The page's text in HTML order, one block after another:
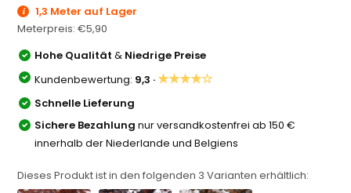
1,3 Meter auf Lager
Meterpreis:€5,90
Hohe Qualität& Niedrige Preise
Kundenbewertung: 9,3 ·★★★★☆
Schnelle Lieferung
Sichere Bezahlung nur versandkostenfrei ab 150 €
innerhalb der Niederlande und Belgiens
Dieses Produkt ist in den folgenden 3 Varianten erhältlich: